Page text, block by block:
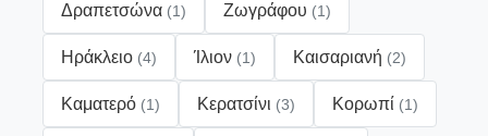
Δραπετσώνα (1) Ζωγράφου (1)
Ηράκλειο (4) Ίλιον (1) Καισαριανή (2)
Καματερό (1) Κερατσίνι (3) Κορωπί (1)